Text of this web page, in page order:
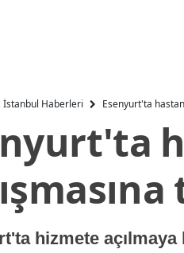
İstanbul Haberleri Esenyurt'ta
hizmete